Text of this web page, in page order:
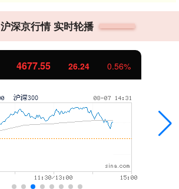
沪深京行情 实时轮播
4677.55 26.24 0.56%